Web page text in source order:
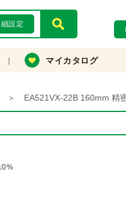
設定
合計： 0円
マイカタログ
＞ EA521VX-22B 160mm 精